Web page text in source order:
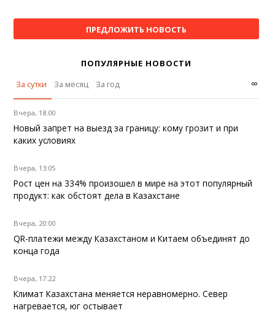
ПРЕДЛОЖИТЬ НОВОСТЬ
ПОПУЛЯРНЫЕ НОВОСТИ
За сутки
За месяц За год ∞
Вчера, 18:00
Новый запрет на выезд за границу: кому грозит и при
каких условиях
Вчера, 13:05
Рост цен на 334% произошел в мире на этот популярный
продукт: как обстоят дела в Казахстане
Вчера, 20:00
QR-платежи между Казахстаном и Китаем объединят до
конца года
Вчера, 17:22
Климат Казахстана меняется неравномерно. Север
нагревается, юг остывает